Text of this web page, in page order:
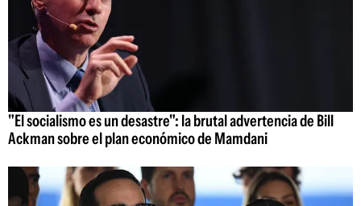
"El socialismo es un desastre": la brutal advertencia de Bill
Ackman sobre el plan económico de Mamdani